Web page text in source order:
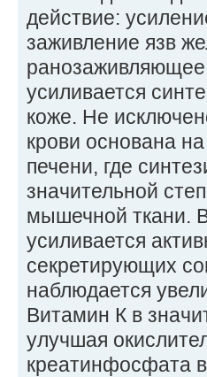
действие:
заживление язв
усиливается
коже. Не
крови основана
печени, где
значительной
мышечной ткани.
усиливается
секретирующих
наблюдается
Витамин К в
улучшая
креатинфосфата